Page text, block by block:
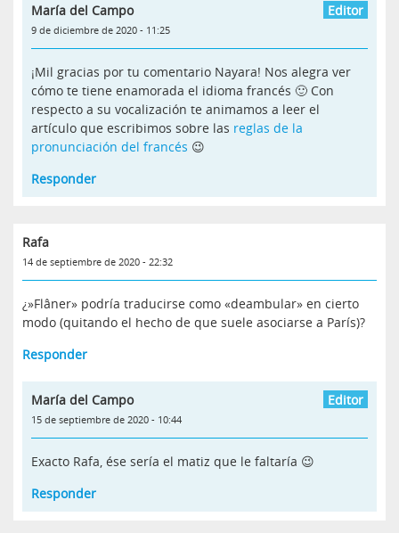
María del Campo
9 de diciembre de 2020 - 11:25
¡Mil gracias por tu comentario Nayara! Nos alegra ver
cómo te tiene enamorada el idioma francés 🙂 Con
respecto a su vocalización te animamos a leer el
artículo que escribimos sobre las reglas de la
pronunciación del francés 😉
Responder
Rafa
14 de septiembre de 2020 - 22:32
¿»Flâner» podría traducirse como «deambular» en cierto
modo (quitando el hecho de que suele asociarse a París)?
Responder
María del Campo
15 de septiembre de 2020 - 10:44
Exacto Rafa, ése sería el matiz que le faltaría 😉
Responder